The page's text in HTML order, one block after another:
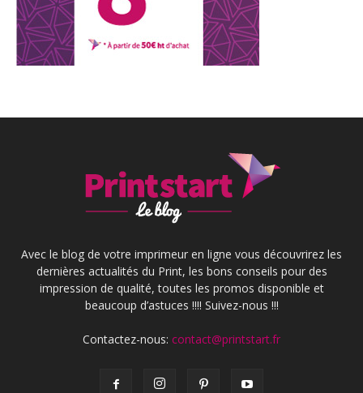
Avec le blog de votre imprimeur en ligne vous découvrirez les
dernières actualités du Print, les bons conseils pour des
impression de qualité, toutes les promos disponible et
beaucoup d’astuces !!!! Suivez-nous !!!
Contactez-nous: contact@printstart.fr